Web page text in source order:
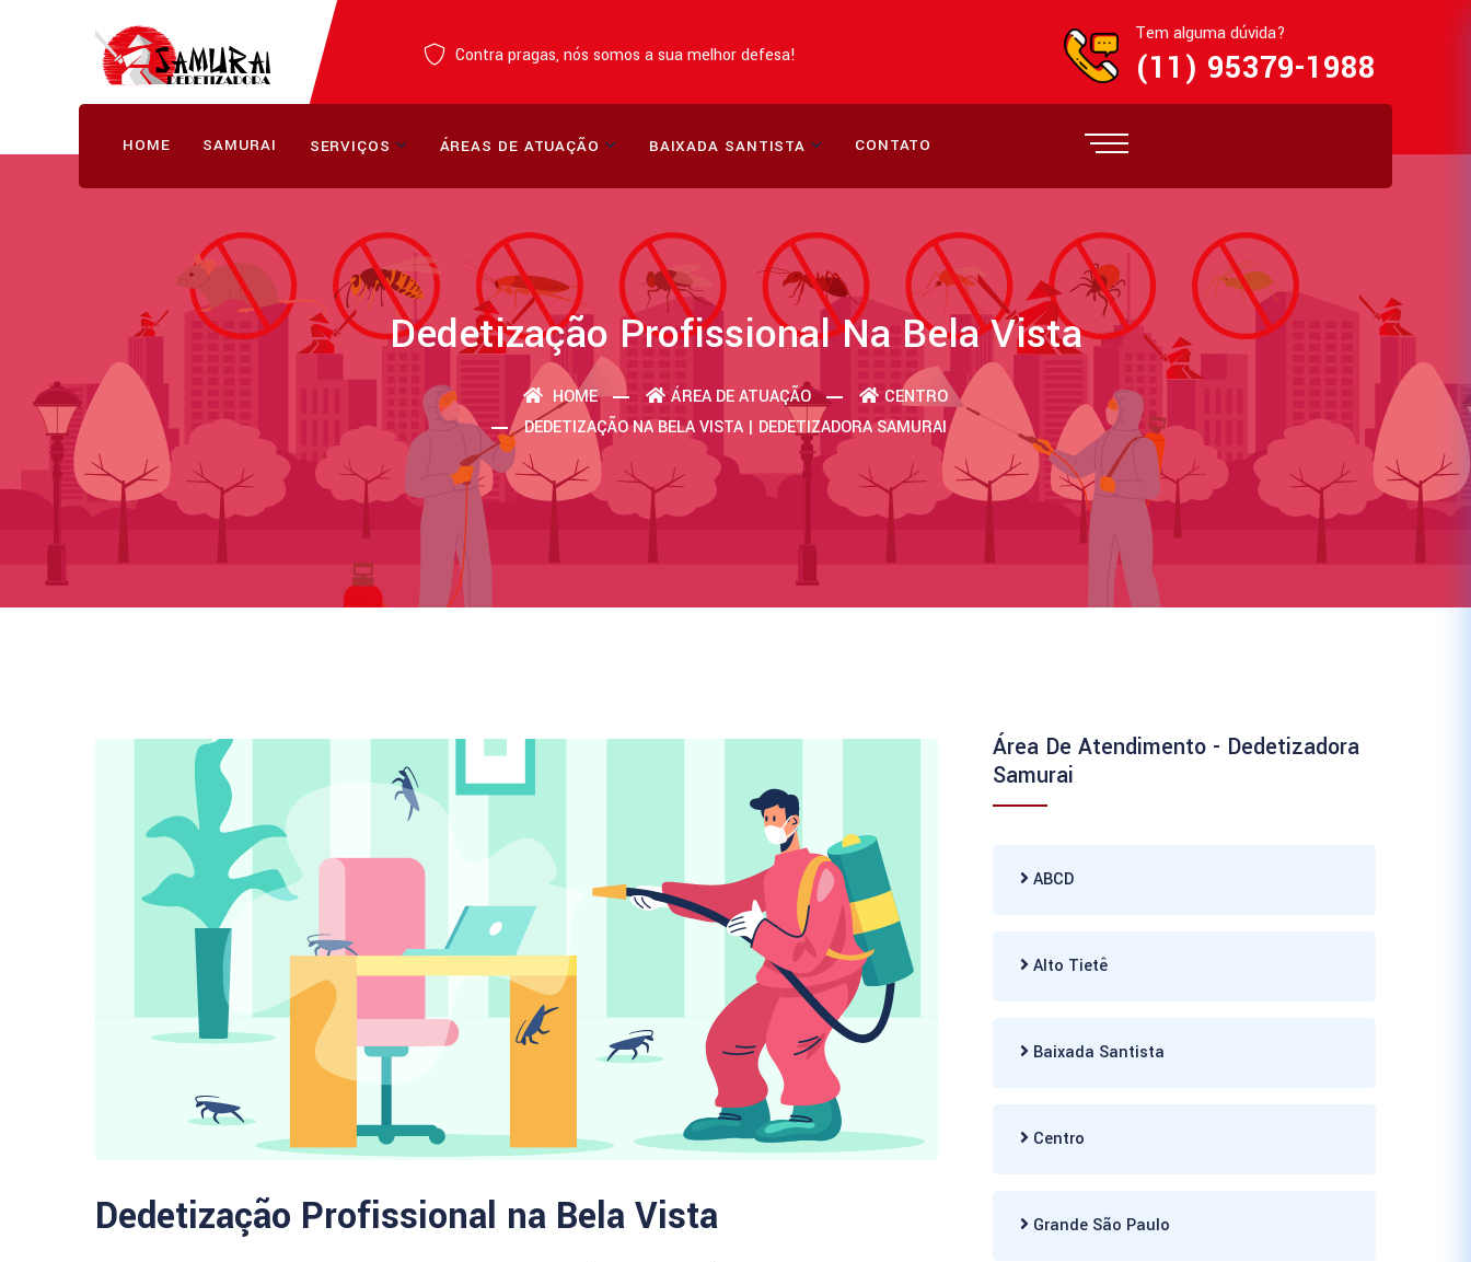
Contra pragas, nós somos a sua melhor defesa!
Tem alguma dúvida?
(11) 95379-1988
HOME SAMURAI SERVIÇOS ÁREAS DE ATUAÇÃO BAIXADA SANTISTA CONTATO
Dedetização Profissional Na Bela Vista
HOME ÁREA DE ATUAÇÃO
CENTRO
DEDETIZAÇÃO NA BELA VISTA | DEDETIZADORA SAMURAI
Dedetização Profissional na Bela Vista
Área De Atendimento - Dedetizadora
Samurai
ABCD
Alto Tietê
Baixada Santista
Centro
Grande São Paulo